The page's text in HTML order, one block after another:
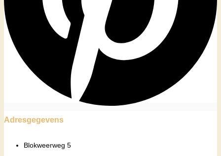
Adresgegevens
Blokweerweg 5